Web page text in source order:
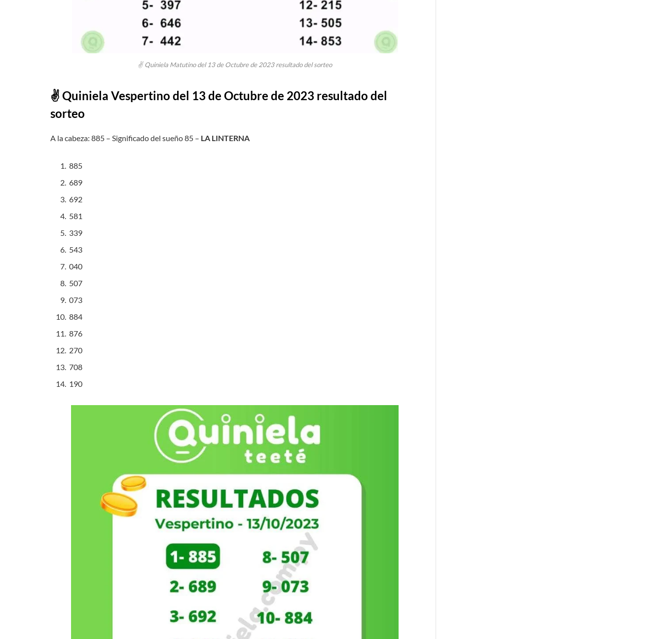
✌ Quiniela Matutino del 13 de Octubre de 2023 resultado del sorteo
✌ Quiniela Vespertino del 13 de Octubre de 2023 resultado del
sorteo
A la cabeza: 885 – Significado del sueño 85 – LA LINTERNA
885
689
692
581
339
543
040
507
073
884
876
270
708
190